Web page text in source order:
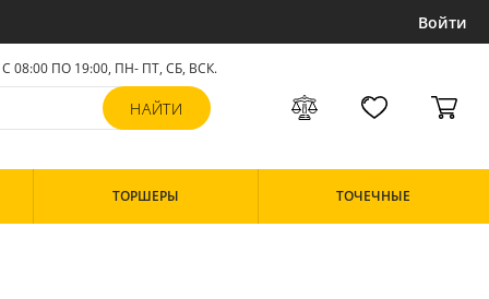
Войти
С 08:00 ПО 19:00, ПН- ПТ, СБ, ВСК.
ТОРШЕРЫ ТОЧЕЧНЫЕ